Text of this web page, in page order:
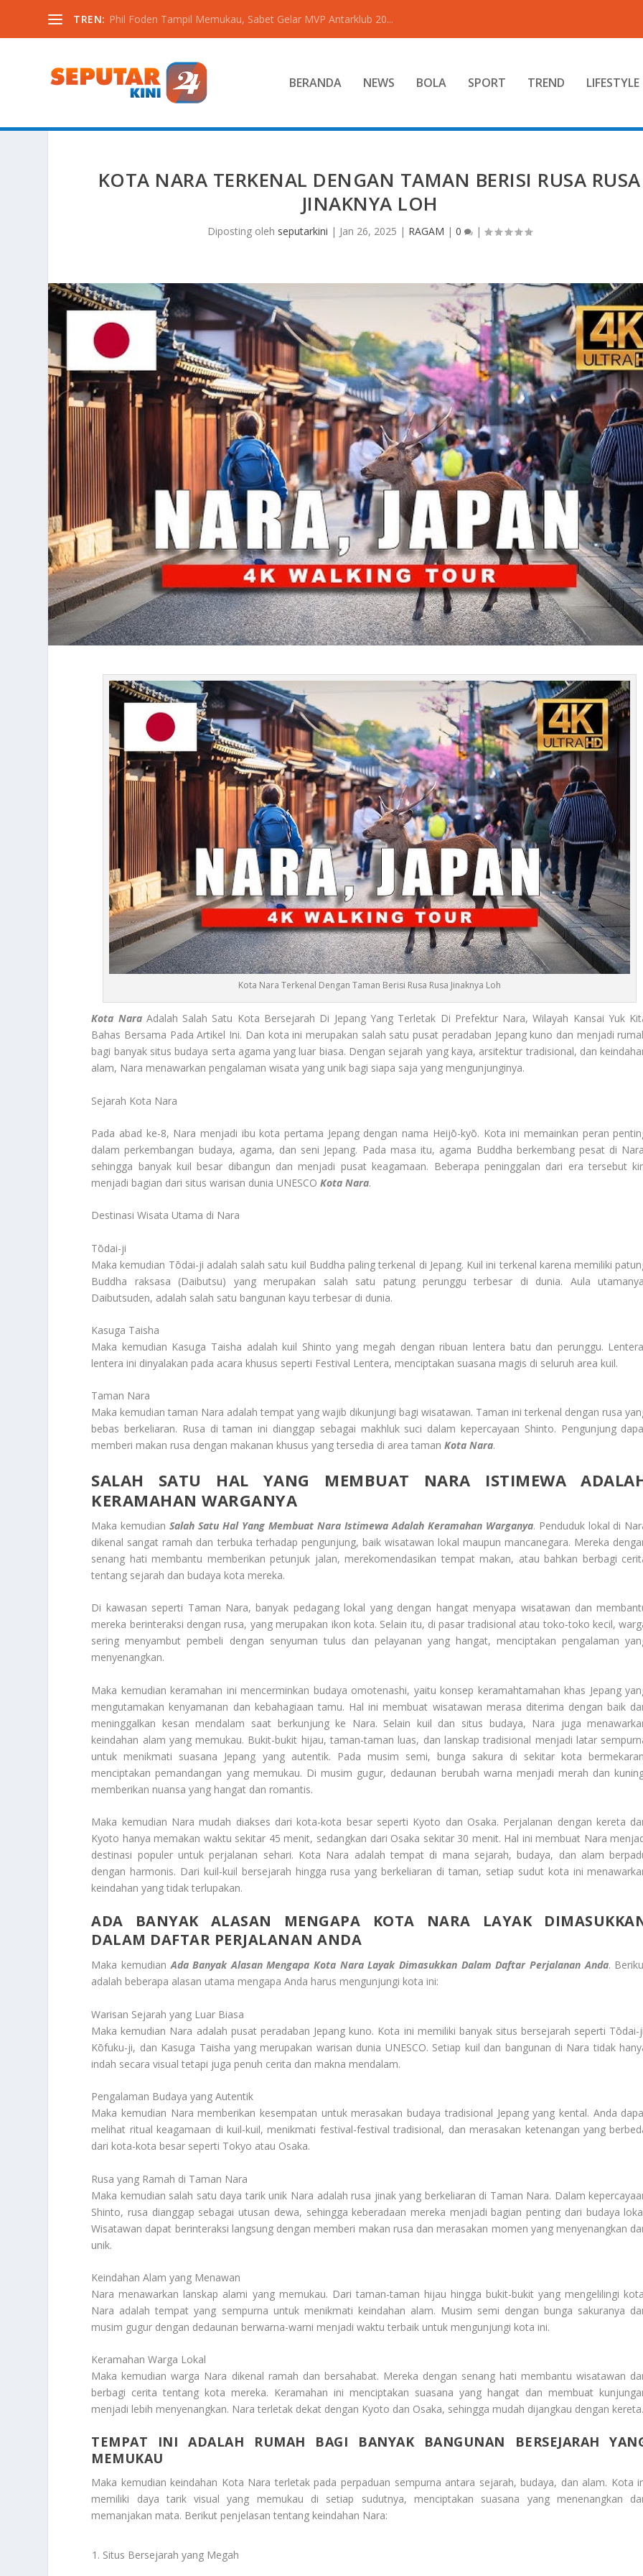
TREN: Phil Foden Tampil Memukau, Sabet Gelar MVP Antarklub 20...
BERANDA NEWS BOLA SPORT TREND LIFESTYLE
KOTA NARA TERKENAL DENGAN TAMAN BERISI RUSA RUSA
JINAKNYA LOH
Diposting oleh seputarkini | Jan 26, 2025 | RAGAM | 0 |
Kota Nara Terkenal Dengan Taman Berisi Rusa Rusa Jinaknya Loh
Kota NaraAdalah Salah Satu Kota Bersejarah Di Jepang Yang Terletak Di Prefektur Nara, Wilayah Kansai Yuk
Bahas Bersama Pada Artikel Ini. Dan kota ini merupakan salah satu pusat peradaban Jepang kuno dan menjadi
bagi banyak situs budaya serta agama yang luar biasa. Dengan sejarah yang kaya, arsitektur tradisional, dan
alam, Nara menawarkan pengalaman wisata yang unik bagi siapa saja yang mengunjunginya.
Sejarah Kota Nara
Pada abad ke-8, Nara menjadi ibu kota pertama Jepang dengan nama Heijō-kyō. Kota ini memainkan peran
dalam perkembangan budaya, agama, dan seni Jepang. Pada masa itu, agama Buddha berkembang pesat di
sehingga banyak kuil besar dibangun dan menjadi pusat keagamaan. Beberapa peninggalan dari era tersebut
menjadi bagian dari situs warisan dunia UNESCO Kota Nara.
Destinasi Wisata Utama di Nara
Tōdai-ji
Maka kemudian Tōdai-ji adalah salah satu kuil Buddha paling terkenal di Jepang. Kuil ini terkenal karena memiliki
Buddha raksasa (Daibutsu) yang merupakan salah satu patung perunggu terbesar di dunia. Aula
Daibutsuden, adalah salah satu bangunan kayu terbesar di dunia.
Kasuga Taisha
Maka kemudian Kasuga Taisha adalah kuil Shinto yang megah dengan ribuan lentera batu dan perunggu.
lentera ini dinyalakan pada acara khusus seperti Festival Lentera, menciptakan suasana magis di seluruh area kuil.
Taman Nara
Maka kemudian taman Nara adalah tempat yang wajib dikunjungi bagi wisatawan. Taman ini terkenal dengan rusa
bebas berkeliaran. Rusa di taman ini dianggap sebagai makhluk suci dalam kepercayaan Shinto. Pengunjung
memberi makan rusa dengan makanan khusus yang tersedia di area taman Kota Nara.
SALAH SATU HAL YANG MEMBUAT NARA ISTIMEWA
KERAMAHAN WARGANYA
Maka kemudian Salah Satu Hal Yang Membuat Nara Istimewa Adalah Keramahan Warganya. Penduduk lokal di
dikenal sangat ramah dan terbuka terhadap pengunjung, baik wisatawan lokal maupun mancanegara. Mereka
senang hati membantu memberikan petunjuk jalan, merekomendasikan tempat makan, atau bahkan berbagi
tentang sejarah dan budaya kota mereka.
Di kawasan seperti Taman Nara, banyak pedagang lokal yang dengan hangat menyapa wisatawan dan
mereka berinteraksi dengan rusa, yang merupakan ikon kota. Selain itu, di pasar tradisional atau toko-toko kecil,
sering menyambut pembeli dengan senyuman tulus dan pelayanan yang hangat, menciptakan pengalaman
menyenangkan.
Maka kemudian keramahan ini mencerminkan budaya omotenashi, yaitu konsep keramahtamahan khas Jepang
mengutamakan kenyamanan dan kebahagiaan tamu. Hal ini membuat wisatawan merasa diterima dengan baik
meninggalkan kesan mendalam saat berkunjung ke Nara. Selain kuil dan situs budaya, Nara juga
keindahan alam yang memukau. Bukit-bukit hijau, taman-taman luas, dan lanskap tradisional menjadi latar
untuk menikmati suasana Jepang yang autentik. Pada musim semi, bunga sakura di sekitar kota
menciptakan pemandangan yang memukau. Di musim gugur, dedaunan berubah warna menjadi merah dan
memberikan nuansa yang hangat dan romantis.
Maka kemudian Nara mudah diakses dari kota-kota besar seperti Kyoto dan Osaka. Perjalanan dengan kereta
Kyoto hanya memakan waktu sekitar 45 menit, sedangkan dari Osaka sekitar 30 menit. Hal ini membuat Nara
destinasi populer untuk perjalanan sehari. Kota Nara adalah tempat di mana sejarah, budaya, dan alam
dengan harmonis. Dari kuil-kuil bersejarah hingga rusa yang berkeliaran di taman, setiap sudut kota ini
keindahan yang tidak terlupakan.
ADA BANYAK ALASAN MENGAPA KOTA NARA LAYAK
DALAM DAFTAR PERJALANAN ANDA
Maka kemudian Ada Banyak Alasan Mengapa Kota Nara Layak Dimasukkan Dalam Daftar Perjalanan Anda.
adalah beberapa alasan utama mengapa Anda harus mengunjungi kota ini:
Warisan Sejarah yang Luar Biasa
Maka kemudian Nara adalah pusat peradaban Jepang kuno. Kota ini memiliki banyak situs bersejarah seperti Tōdai-
Kōfuku-ji, dan Kasuga Taisha yang merupakan warisan dunia UNESCO. Setiap kuil dan bangunan di Nara tidak
indah secara visual tetapi juga penuh cerita dan makna mendalam.
Pengalaman Budaya yang Autentik
Maka kemudian Nara memberikan kesempatan untuk merasakan budaya tradisional Jepang yang kental. Anda
melihat ritual keagamaan di kuil-kuil, menikmati festival-festival tradisional, dan merasakan ketenangan yang
dari kota-kota besar seperti Tokyo atau Osaka.
Rusa yang Ramah di Taman Nara
Maka kemudian salah satu daya tarik unik Nara adalah rusa jinak yang berkeliaran di Taman Nara. Dalam
Shinto, rusa dianggap sebagai utusan dewa, sehingga keberadaan mereka menjadi bagian penting dari budaya
Wisatawan dapat berinteraksi langsung dengan memberi makan rusa dan merasakan momen yang menyenangkan
unik.
Keindahan Alam yang Menawan
Nara menawarkan lanskap alami yang memukau. Dari taman-taman hijau hingga bukit-bukit yang mengelilingi
Nara adalah tempat yang sempurna untuk menikmati keindahan alam. Musim semi dengan bunga sakuranya
musim gugur dengan dedaunan berwarna-warni menjadi waktu terbaik untuk mengunjungi kota ini.
Keramahan Warga Lokal
Maka kemudian warga Nara dikenal ramah dan bersahabat. Mereka dengan senang hati membantu wisatawan
berbagi cerita tentang kota mereka. Keramahan ini menciptakan suasana yang hangat dan membuat
menjadi lebih menyenangkan. Nara terletak dekat dengan Kyoto dan Osaka, sehingga mudah dijangkau dengan kereta.
TEMPAT INI ADALAH RUMAH BAGI BANYAK BANGUNAN BERSEJARAH
MEMUKAU
Maka kemudian keindahan Kota Nara terletak pada perpaduan sempurna antara sejarah, budaya, dan alam. Kota
memiliki daya tarik visual yang memukau di setiap sudutnya, menciptakan suasana yang menenangkan
memanjakan mata. Berikut penjelasan tentang keindahan Nara:
Situs Bersejarah yang Megah